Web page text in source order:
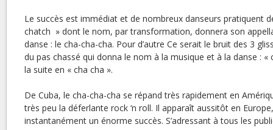
Le succès est immédiat et de nombreux danseurs pratiquent
chatch » dont le nom, par transformation, donnera son
danse : le cha-cha-cha. Pour d’autre Ce serait le bruit des 3
du pas chassé qui donna le nom à la musique et à la danse : «
la suite en « cha cha ».
De Cuba, le cha-cha-cha se répand très rapidement en
très peu la déferlante rock ‘n roll. Il apparaît aussitôt en
instantanément un énorme succès. S’adressant à tous les